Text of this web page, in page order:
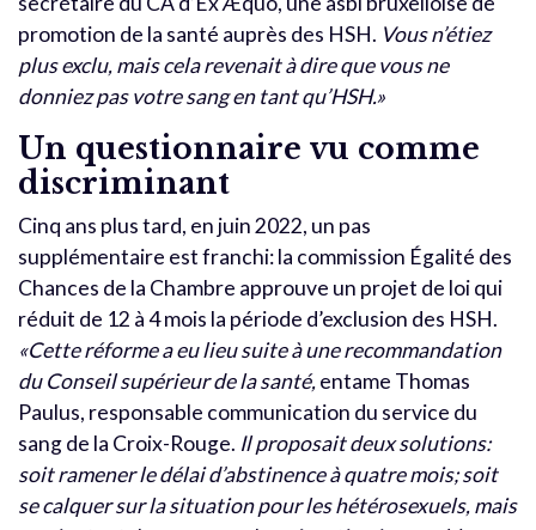
promotion de la santé auprès des HSH. Vous n’étiez
plus exclu, mais cela revenait à dire que vous ne
donniez pas votre sang en tant qu’HSH.»
Un questionnaire vu comme
discriminant
Cinq ans plus tard, en juin 2022, un pas
supplémentaire est franchi: la commission Égalité des
Chances de la Chambre approuve un projet de loi qui
réduit de 12 à 4 mois la période d’exclusion des HSH.
«Cette réforme a eu lieu suite à une recommandation
du Conseil supérieur de la santé,entame Thomas
Paulus, responsable communication du service du
sang de la Croix-Rouge. Il proposait deux solutions:
soit ramener le délai d’abstinence à quatre mois; soit
se calquer sur la situation pour les hétérosexuels, mais